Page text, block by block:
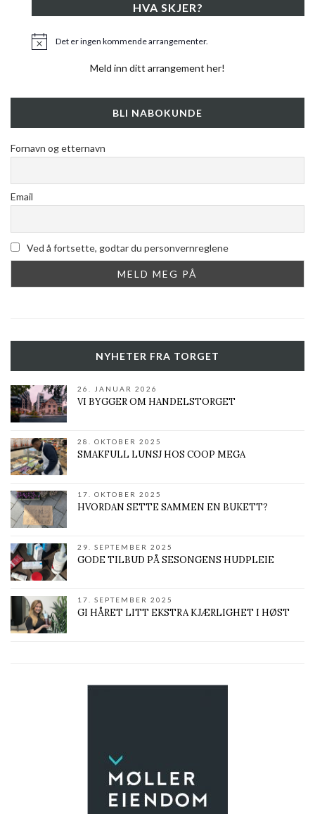
HVA SKJER?
MerknadDet er ingen kommende arrangementer.
Meld inn ditt arrangement her!
BLI NABOKUNDE
Fornavn og etternavn
Email
Ved å fortsette, godtar du personvernreglene
NYHETER FRA TORGET
26. JANUAR 2026
VI BYGGER OM HANDELSTORGET
28. OKTOBER 2025
SMAKFULL LUNSJ HOS COOP MEGA
17. OKTOBER 2025
HVORDAN SETTE SAMMEN EN BUKETT?
29. SEPTEMBER 2025
GODE TILBUD PÅ SESONGENS HUDPLEIE
17. SEPTEMBER 2025
GI HÅRET LITT EKSTRA KJÆRLIGHET I HØST